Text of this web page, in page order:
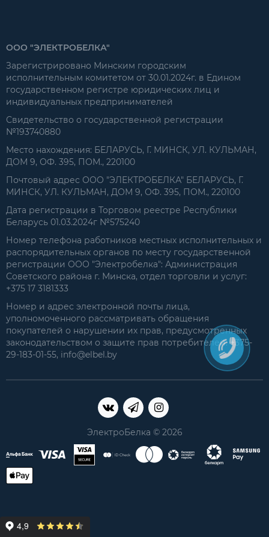
ООО "ЭЛЕКТРОБЕЛКА"
Зарегистрировано Минским городским
исполнительным комитетом от 30.01.2024г. в Едином
государственном регистре юридических лиц и
индивидуальных предпринимателей
Свидетельство о государственной регистрации
№193740880
Место нахождения: БЕЛАРУСЬ, Г. МИНСК, УЛ. КУЛЬМАН,
ДОМ 9, ОФ. 395, ПОМ., 220100
Почтовый адрес ООО "ЭЛЕКТРОБЕЛКА" БЕЛАРУСЬ, Г.
МИНСК, УЛ. КУЛЬМАН, ДОМ 9, ОФ. 395, ПОМ., 220100
Дата регистрации в Торговом реестре Республики
Беларусь 01.03.2024г №575240
Номер телефона работников местных исполнительных и
распорядительных органов по месту государственной
регистрации ООО "Электробелка": Администрация
Советского района г. Минска, отдел торговли и услуг:
+375 17 3181333
Номер и адрес электронной почты лица,
уполномоченного рассматривать обращения
покупателей о нарушении их прав, предусмотренных
законодательством о защите прав потребителей: +375-
29-183-01-55, info@elbel.by
ЭлектроБелка © 2026